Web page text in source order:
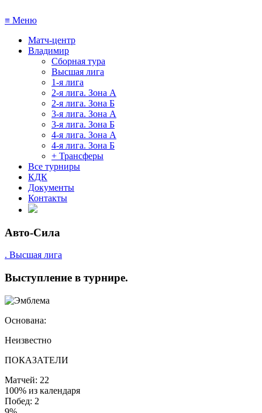
≡ Меню
Матч-центр
Владимир
Сборная тура
Высшая лига
1-я лига
2-я лига. Зона А
2-я лига. Зона Б
3-я лига. Зона А
3-я лига. Зона Б
4-я лига. Зона А
4-я лига. Зона Б
+ Трансферы
Все турниры
КДК
Документы
Контакты
Авто-Сила
. Высшая лига
Выступление в турнире.
Основана:
Неизвестно
ПОКАЗАТЕЛИ
Матчей: 22
100% из календаря
Побед: 2